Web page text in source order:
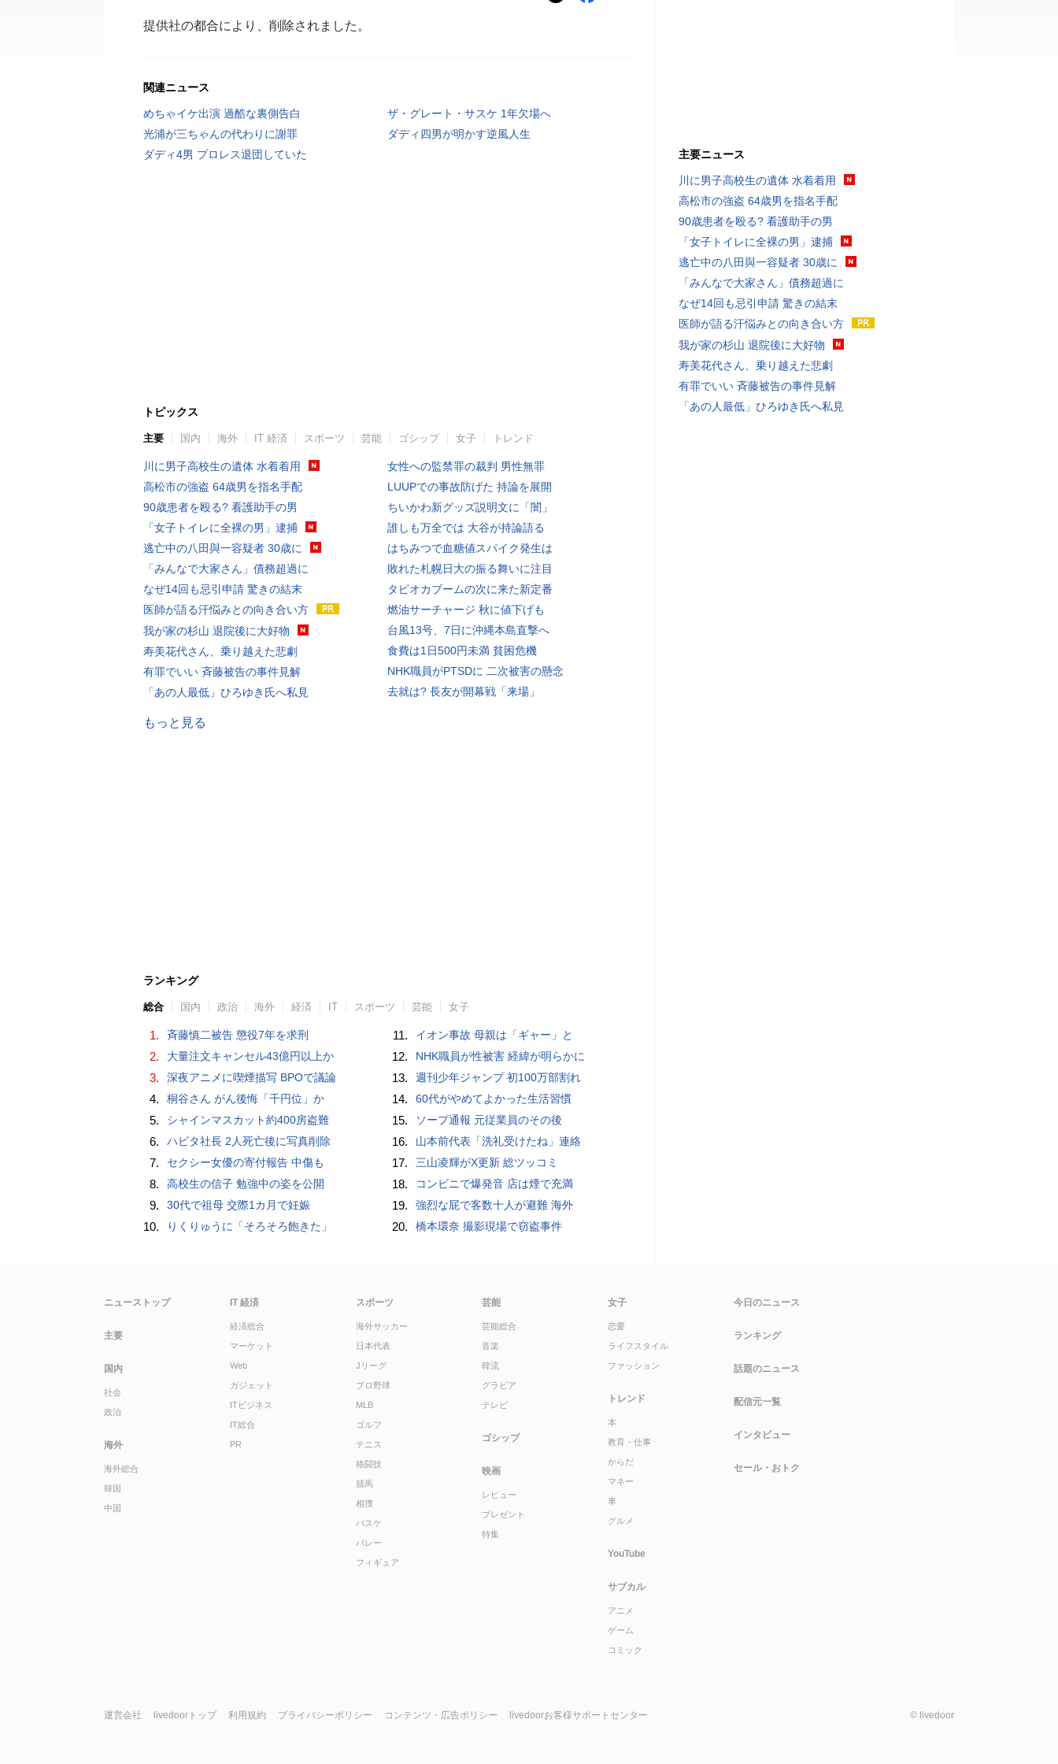
提供社の都合により、削除されました。
関連ニュース
めちゃイケ出演 過酷な裏側告白
ザ・グレート・サスケ 1年欠場へ
光浦が三ちゃんの代わりに謝罪
ダディ四男が明かす逆風人生
ダディ4男 プロレス退団していた
トピックス
主要 国内 海外 IT 経済 スポーツ 芸能 ゴシップ 女子 トレンド
川に男子高校生の遺体 水着着用
高松市の強盗 64歳男を指名手配
90歳患者を殴る? 看護助手の男
「女子トイレに全裸の男」逮捕
逃亡中の八田與一容疑者 30歳に
「みんなで大家さん」債務超過に
なぜ14回も忌引申請 驚きの結末
医師が語る汗悩みとの向き合い方
我が家の杉山 退院後に大好物
寿美花代さん、乗り越えた悲劇
有罪でいい 斉藤被告の事件見解
「あの人最低」ひろゆき氏へ私見
女性への監禁罪の裁判 男性無罪
LUUPでの事故防げた 持論を展開
ちいかわ新グッズ説明文に「闇」
誰しも万全では 大谷が持論語る
はちみつで血糖値スパイク発生は
敗れた札幌日大の振る舞いに注目
タピオカブームの次に来た新定番
燃油サーチャージ 秋に値下げも
台風13号、7日に沖縄本島直撃へ
食費は1日500円未満 貧困危機
NHK職員がPTSDに 二次被害の懸念
去就は? 長友が開幕戦「来場」
もっと見る
ランキング
総合 国内 政治 海外 経済 IT スポーツ 芸能 女子
1. 斉藤慎二被告 懲役7年を求刑
2. 大量注文キャンセル43億円以上か
3. 深夜アニメに喫煙描写 BPOで議論
4. 桐谷さん がん後悔「千円位」か
5. シャインマスカット約400房盗難
6. ハビタ社長 2人死亡後に写真削除
7. セクシー女優の寄付報告 中傷も
8. 高校生の信子 勉強中の姿を公開
9. 30代で祖母 交際1カ月で妊娠
10. りくりゅうに「そろそろ飽きた」
11. イオン事故 母親は「ギャー」と
12. NHK職員が性被害 経緯が明らかに
13. 週刊少年ジャンプ 初100万部割れ
14. 60代がやめてよかった生活習慣
15. ソープ通報 元従業員のその後
16. 山本前代表「洗礼受けたね」連絡
17. 三山凌輝がX更新 総ツッコミ
18. コンビニで爆発音 店は煙で充満
19. 強烈な屁で客数十人が避難 海外
20. 橋本環奈 撮影現場で窃盗事件
主要ニュース
川に男子高校生の遺体 水着着用
高松市の強盗 64歳男を指名手配
90歳患者を殴る? 看護助手の男
「女子トイレに全裸の男」逮捕
逃亡中の八田與一容疑者 30歳に
「みんなで大家さん」債務超過に
なぜ14回も忌引申請 驚きの結末
医師が語る汗悩みとの向き合い方
我が家の杉山 退院後に大好物
寿美花代さん、乗り越えた悲劇
有罪でいい 斉藤被告の事件見解
「あの人最低」ひろゆき氏へ私見
ニューストップ
主要
国内
社会
政治
海外
海外総合
韓国
中国
IT 経済
経済総合
マーケット
Web
ガジェット
ITビジネス
IT総合
PR
スポーツ
海外サッカー
日本代表
Jリーグ
プロ野球
MLB
ゴルフ
テニス
格闘技
競馬
相撲
バスケ
バレー
フィギュア
芸能
芸能総合
音楽
韓流
グラビア
テレビ
ゴシップ
映画
レビュー
プレゼント
特集
女子
恋愛
ライフスタイル
ファッション
トレンド
本
教育・仕事
からだ
マネー
車
グルメ
YouTube
サブカル
アニメ
ゲーム
コミック
今日のニュース
ランキング
話題のニュース
配信元一覧
インタビュー
セール・おトク
運営会社 livedoorトップ 利用規約 プライバシーポリシー コンテンツ・広告ポリシー livedoorお客様サポートセンター © livedoor